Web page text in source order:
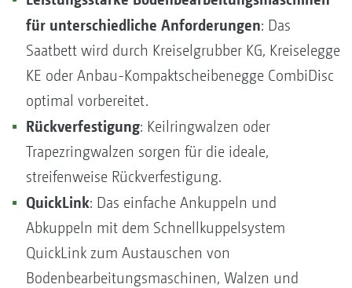
für unterschiedliche Anforderungen: Das
Saatbett wird durch Kreiselgrubber KG, Kreiselegge
KE oder Anbau-Kompaktscheibenegge CombiDisc
optimal vorbereitet.
Rückverfestigung: Keilringwalzen oder
Trapezringwalzen sorgen für die ideale,
streifenweise Rückverfestigung.
QuickLink: Das einfache Ankuppeln und
Abkuppeln mit dem Schnellkuppelsystem
QuickLink zum Austauschen von
Bodenbearbeitungsmaschinen, Walzen und